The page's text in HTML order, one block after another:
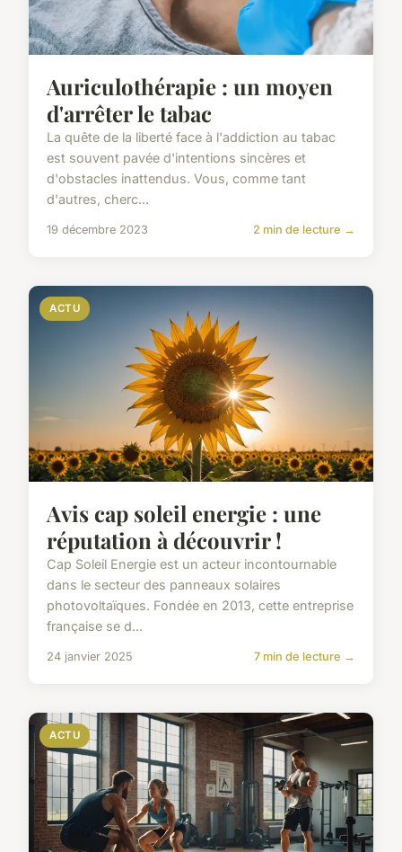
Auriculothérapie : un moyen
d'arrêter le tabac
La quête de la liberté face à l'addiction au tabac
est souvent pavée d'intentions sincères et
d'obstacles inattendus. Vous, comme tant
d'autres, cherc...
19 décembre 2023 2 min de lecture →
ACTU
Avis cap soleil energie : une
réputation à découvrir !
Cap Soleil Energie est un acteur incontournable
dans le secteur des panneaux solaires
photovoltaïques. Fondée en 2013, cette entreprise
française se d...
24 janvier 2025 7 min de lecture →
ACTU